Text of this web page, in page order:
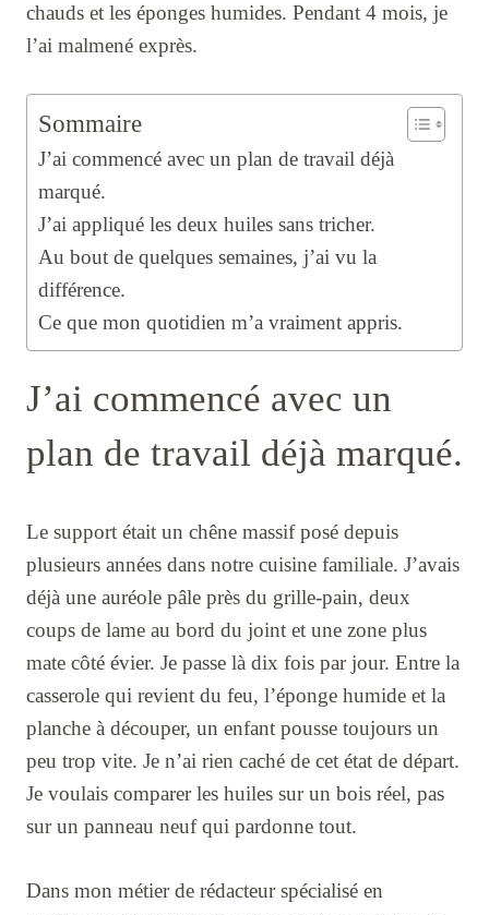
chauds et les éponges humides. Pendant 4 mois, je
l’ai malmené exprès.
Sommaire
J’ai commencé avec un plan de travail déjà
marqué.
J’ai appliqué les deux huiles sans tricher.
Au bout de quelques semaines, j’ai vu la
différence.
Ce que mon quotidien m’a vraiment appris.
J’ai commencé avec un
plan de travail déjà marqué.
Le support était un chêne massif posé depuis
plusieurs années dans notre cuisine familiale. J’avais
déjà une auréole pâle près du grille-pain, deux
coups de lame au bord du joint et une zone plus
mate côté évier. Je passe là dix fois par jour. Entre la
casserole qui revient du feu, l’éponge humide et la
planche à découper, un enfant pousse toujours un
peu trop vite. Je n’ai rien caché de cet état de départ.
Je voulais comparer les huiles sur un bois réel, pas
sur un panneau neuf qui pardonne tout.
Dans mon métier de rédacteur spécialisé en